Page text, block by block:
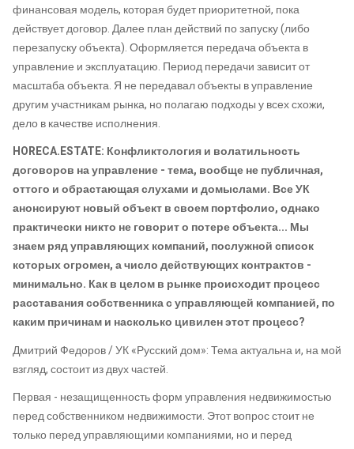
финансовая модель, которая будет приоритетной, пока
действует договор. Далее план действий по запуску (либо
перезапуску объекта). Оформляется передача объекта в
управление и эксплуатацию. Период передачи зависит от
масштаба объекта. Я не передавал объекты в управление
другим участникам рынка, но полагаю подходы у всех схожи,
дело в качестве исполнения.
HORECA.ESTATE: Конфликтология и волатильность
договоров на управление - тема, вообще не публичная,
оттого и обрастающая слухами и домыслами. Все УК
анонсируют новый объект в своем портфолио, однако
практически никто не говорит о потере объекта... Мы
знаем ряд управляющих компаний, послужной список
которых огромен, а число действующих контрактов -
минимально. Как в целом в рынке происходит процесс
расставания собственника с управляющей компанией, по
каким причинам и насколько цивилен этот процесс?
Дмитрий Федоров / УК «Русский дом»: Тема актуальна и, на мой
взгляд, состоит из двух частей.
Первая - незащищенность форм управления недвижимостью
перед собственником недвижимости. Этот вопрос стоит не
только перед управляющими компаниями, но и перед